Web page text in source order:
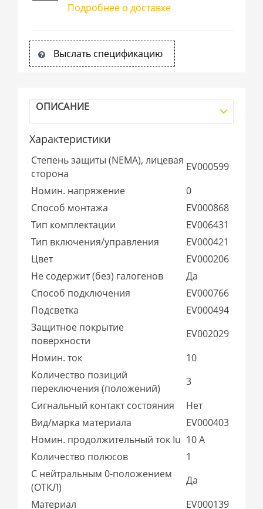
Подробнее о доставке
Выслать спецификацию
ОПИСАНИЕ
Характеристики
Степень защиты (NEMA), лицевая
сторона
EV000599
Номин. напряжение
0
Способ монтажа
EV000868
Тип комплектации
EV006431
Тип включения/управления
EV000421
Цвет
EV000206
Не содержит (без) галогенов
Да
Способ подключения
EV000766
Подсветка
EV000494
Защитное покрытие
поверхности
EV002029
Номин. ток
10
Количество позиций
переключения (положений)
3
Сигнальный контакт состояния
Нет
Вид/марка материала
EV000403
Номин. продолжительный ток Iu 10 А
Количество полюсов
1
С нейтральным 0-положением
(ОТКЛ)
Да
Материал
EV000139